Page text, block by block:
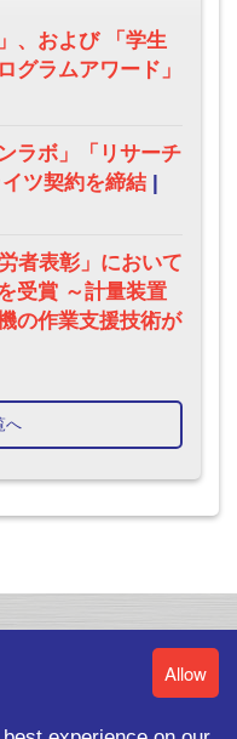
、および 「学生
グラムアワード」
ラボ」「リサーチ
ツ契約を締結 |
者表彰」において
受賞 ～計量装置
の作業支援技術が
へ
Allow